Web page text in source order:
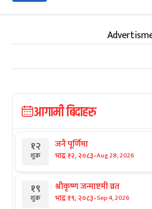
आगामी बिदाहरु
१२
शुक्र
जनै पूर्णिमा
भाद्र १२, २०८३-Aug 28, 2026
१९
शुक्र
श्रीकृष्ण जन्माष्टमी व्रत
भाद्र १९, २०८३-Sep 4, 2026